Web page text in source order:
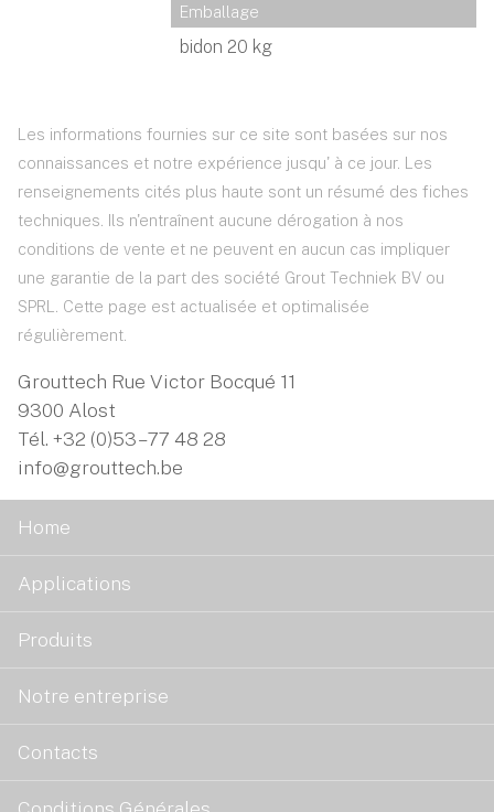
Emballage
bidon 20 kg
Les informations fournies sur ce site sont basées sur nos
connaissances et notre expérience jusqu' à ce jour. Les
renseignements cités plus haute sont un résumé des fiches
techniques. Ils n'entraînent aucune dérogation à nos
conditions de vente et ne peuvent en aucun cas impliquer
une garantie de la part des société Grout Techniek BV ou
SPRL. Cette page est actualisée et optimalisée
régulièrement.
Grouttech Rue Victor Bocqué 11
9300 Alost
Tél. +32 (0)53 – 77 48 28
info@grouttech.be
Home
Applications
Produits
Notre entreprise
Contacts